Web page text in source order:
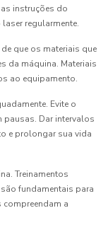
instruções do
regularmente.
que os materiais que
da máquina. Materiais
ao equipamento.
Evite o
Dar intervalos
e prolongar sua vida
Treinamentos
fundamentais para
a